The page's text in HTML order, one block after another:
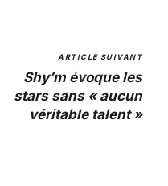
ARTICLE SUIVANT
Shy’m évoque les
stars sans « aucun
véritable talent »